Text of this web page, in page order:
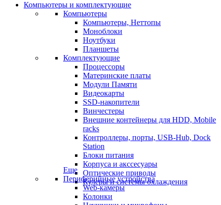
Компьютеры и комплектующие
Компьютеры
Компьютеры, Неттопы
Моноблоки
Ноутбуки
Планшеты
Комплектующие
Процессоры
Материнские платы
Модули Памяти
Видеокарты
SSD-накопители
Винчестеры
Внешние контейнеры для HDD, Mobile
racks
Контроллеры, порты, USB-Hub, Dock
Station
Блоки питания
Корпуса и акссесуары
Оптические приводы
Кулеры и системы охлаждения
Еще
Периферийные устройства
Web-камеры
Колонки